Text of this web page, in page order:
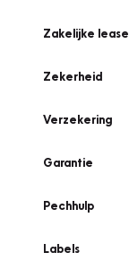
Zakelijke lease
Zekerheid
Verzekering
Garantie
Pechhulp
Labels